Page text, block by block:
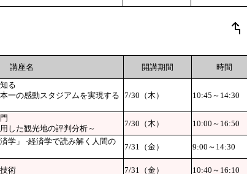
講座名 開講期間 時間
知る
一の感動スタジアムを実現する 7/30（木） 10:45～14:30
した観光地の評判分析～
7/30（木） 10:00～16:50
学」 -経済学で読み解く人間の
7/31（金） 9:00～14:30
術 7/31（金） 10:40～16:10